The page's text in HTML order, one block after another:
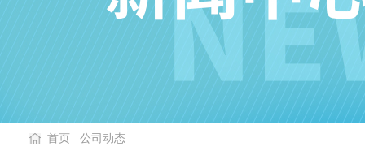
首页 公司动态